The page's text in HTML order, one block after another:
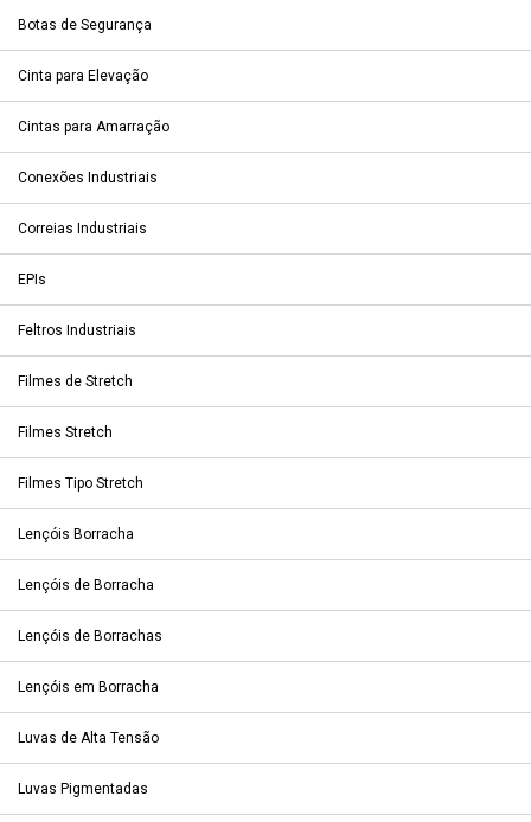
Botas de Segurança
Cinta para Elevação
Cintas para Amarração
Conexões Industriais
Correias Industriais
EPIs
Feltros Industriais
Filmes de Stretch
Filmes Stretch
Filmes Tipo Stretch
Lençóis Borracha
Lençóis de Borracha
Lençóis de Borrachas
Lençóis em Borracha
Luvas de Alta Tensão
Luvas Pigmentadas